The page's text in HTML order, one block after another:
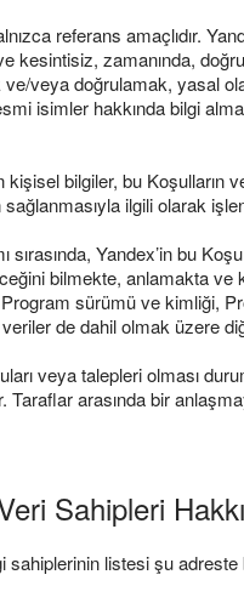
referans amaçlıdır.
kesintisiz, zamanında,
veya doğrulamak, yasal
isimler hakkında bilgi
kişisel bilgiler, bu Koşulların
ilgili olarak
sırasında, Yandex’in bu
bilmekte, anlamakta ve
sürümü ve kimliği,
de dahil olmak üzere
veya talepleri olması
Taraflar arasında bir
Sahipleri
sahiplerinin listesi şu